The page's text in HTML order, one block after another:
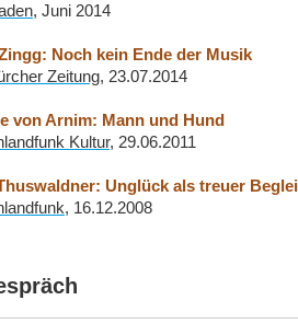
, Juni 2014
Noch kein Ende der Musik
Zeitung, 23.07.2014
von Arnim: Mann und Hund
Kultur, 29.06.2011
Unglück als treuer
, 16.12.2008